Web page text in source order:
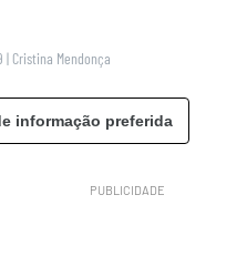
| Cristina Mendonça
informação preferida